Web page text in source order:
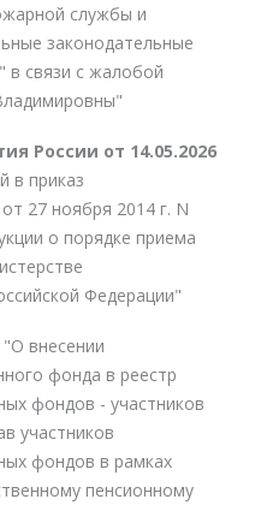
службы и
законодательные
в связи с жалобой
России от 14.05.2026
в приказ
27 ноября 2014 г. N
о порядке приема
Федерации"
"О внесении
фонда в реестр
фондов - участников
участников
фондов в рамках
пенсионному